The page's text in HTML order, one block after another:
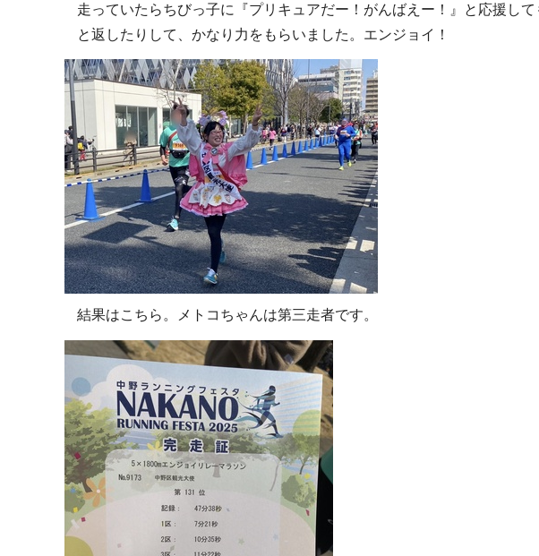
走っていたらちびっ子に『プリキュアだー！がんばえー！』と応援し
と返したりして、かなり力をもらいました。エンジョイ！
結果はこちら。メトコちゃんは第三走者です。